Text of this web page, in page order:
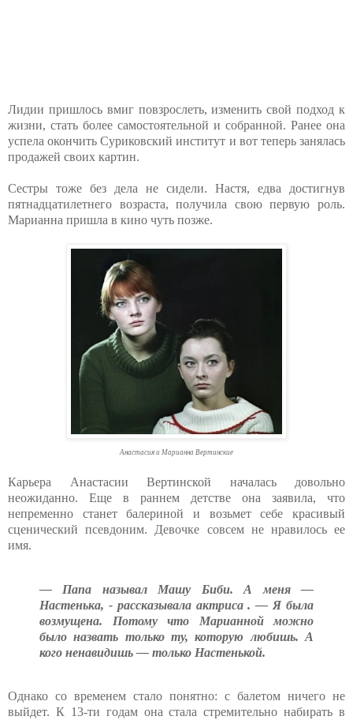
Лидии пришлось вмиг повзрослеть, изменить свой подход к
жизни, стать более самостоятельной и собранной. Ранее она
успела окончить Суриковский институт и вот теперь занялась
продажей своих картин.
Сестры тоже без дела не сидели. Настя, едва достигнув
пятнадцатилетнего возраста, получила свою первую роль.
Марианна пришла в кино чуть позже.
Анастасия и Марианна Вертинские
Карьера Анастасии Вертинской началась довольно
неожиданно. Еще в раннем детстве она заявила, что
непременно станет балериной и возьмет себе красивый
сценический псевдоним. Девочке совсем не нравилось ее
имя.
— Папа называл Машу Биби. А меня —
Настенька, - рассказывала актриса . — Я была
возмущена. Потому что Марианной можно
было назвать только ту, которую любишь. А
кого ненавидишь — только Настенькой.
Однако со временем стало понятно: с балетом ничего не
выйдет. К 13-ти годам она стала стремительно набирать в